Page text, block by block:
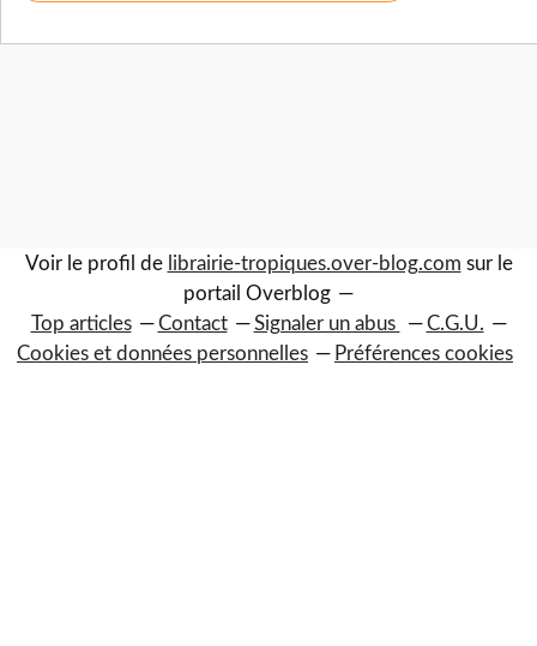
Voir le profil de librairie-tropiques.over-blog.com sur le
portail Overblog
Top articles
Contact Signaler un abus
C.G.U.
Cookies et données personnelles
Préférences cookies